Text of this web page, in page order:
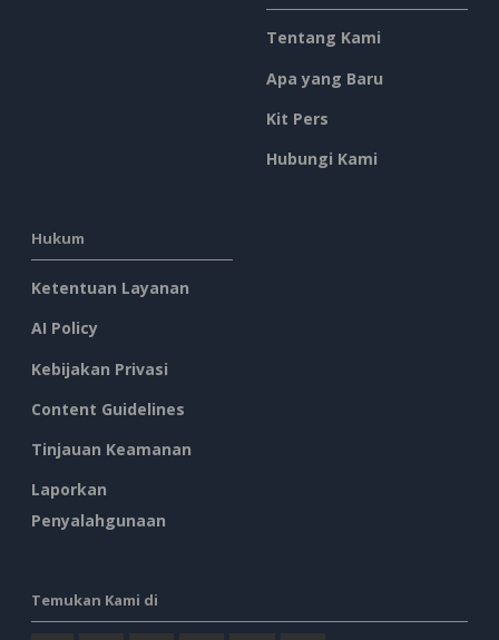
Tentang Kami
Apa yang Baru
Kit Pers
Hubungi Kami
Hukum
Ketentuan Layanan
AI Policy
Kebijakan Privasi
Content Guidelines
Tinjauan Keamanan
Laporkan
Penyalahgunaan
Temukan Kami di